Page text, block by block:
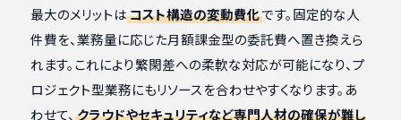
最大のメリットはコスト構造の変動費化です。固定的な人
件費を、業務量に応じた月額課金型の委託費へ置き換えら
れます。これにより繁閑差への柔軟な対応が可能になり、プ
ロジェクト型業務にもリソースを合わせやすくなります。あ
わせて、 クラウドやセキュリティなど専門人材の確保が難し